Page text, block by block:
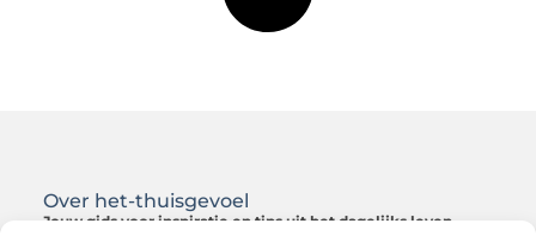
Over het-thuisgevoel
Jouw gids voor inspiratie en tips uit het dagelijks leven.